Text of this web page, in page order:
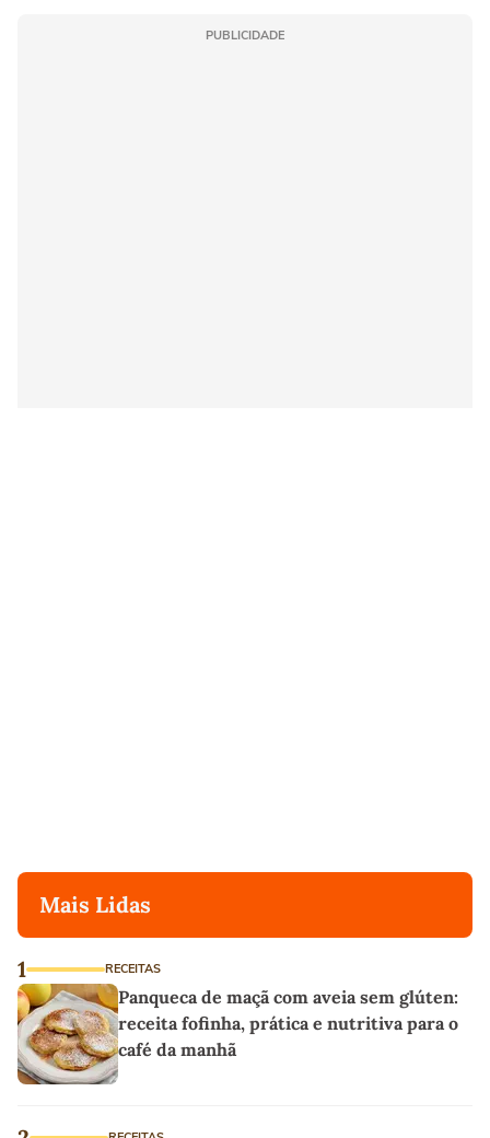
PUBLICIDADE
Mais Lidas
1 RECEITAS
Panqueca de maçã com aveia sem glúten:
receita fofinha, prática e nutritiva para o
café da manhã